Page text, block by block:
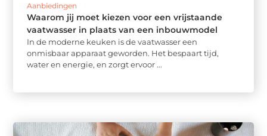
Aanbiedingen
Waarom jij moet kiezen voor een vrijstaande
vaatwasser in plaats van een inbouwmodel
In de moderne keuken is de vaatwasser een
onmisbaar apparaat geworden. Het bespaart tijd,
water en energie, en zorgt ervoor ...